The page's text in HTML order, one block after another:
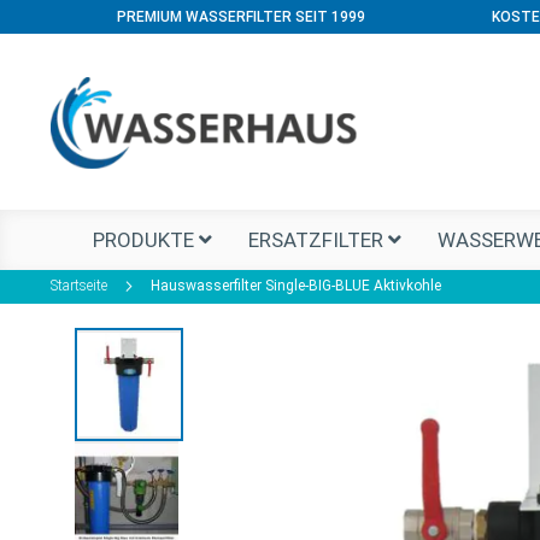
PREMIUM WASSERFILTER SEIT 1999
PRODUKTE ERSATZFILTER
Startseite Hauswasserfilter Single-BIG-BLUE Aktivkohle
Zum
Ende
Bildgalerie
springen